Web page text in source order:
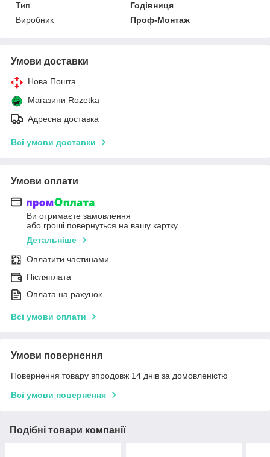
Тип
Годівниця
Виробник
Проф-Монтаж
Умови доставки
Нова Пошта
Магазини Rozetka
Адресна доставка
Всі умови доставки
Умови оплати
Ви отримаєте замовлення
або гроші повернуться на вашу картку
Детальніше
Оплатити частинами
Післяплата
Оплата на рахунок
Всі умови оплати
Умови повернення
Повернення товару впродовж 14 днів за домовленістю
Всі умови повернення
Подібні товари компанії